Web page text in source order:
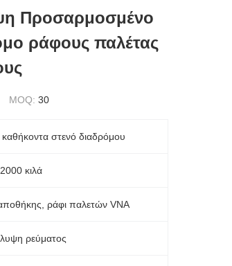
Προσαρμοσμένο
ράφους παλέτας
MOQ: 30
καθήκοντα στενό διαδρόμου
κιλά
ράφι παλετών VNA
ρεύματος